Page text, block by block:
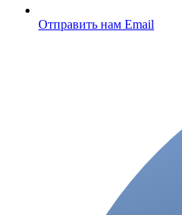
Отправить нам Email